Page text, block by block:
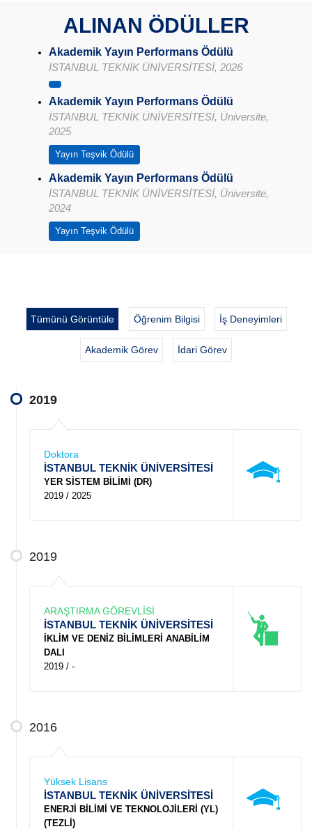
ALINAN ÖDÜLLER
Akademik Yayın Performans Ödülü
İSTANBUL TEKNİK ÜNİVERSİTESİ, 2026
Akademik Yayın Performans Ödülü
İSTANBUL TEKNİK ÜNİVERSİTESİ, Üniversite,
2025
Yayın Teşvik Ödülü
Akademik Yayın Performans Ödülü
İSTANBUL TEKNİK ÜNİVERSİTESİ, Üniversite,
2024
Yayın Teşvik Ödülü
Tümünü Görüntüle Öğrenim Bilgisi İş Deneyimleri
Akademik Görev İdari Görev
2019
Doktora
İSTANBUL TEKNİK ÜNİVERSİTESİ
YER SİSTEM BİLİMİ (DR)
2019 / 2025
2019
ARAŞTIRMA GÖREVLİSİ
İSTANBUL TEKNİK ÜNİVERSİTESİ
İKLİM VE DENİZ BİLİMLERİ ANABİLİM
DALI
2019 / -
2016
Yüksek Lisans
İSTANBUL TEKNİK ÜNİVERSİTESİ
ENERJİ BİLİMİ VE TEKNOLOJİLERİ (YL)
(TEZLİ)